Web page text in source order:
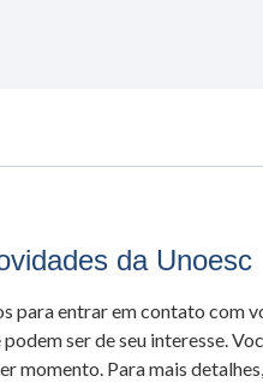
da Unoesc
para entrar em contato com
ser de seu interesse.
momento. Para mais